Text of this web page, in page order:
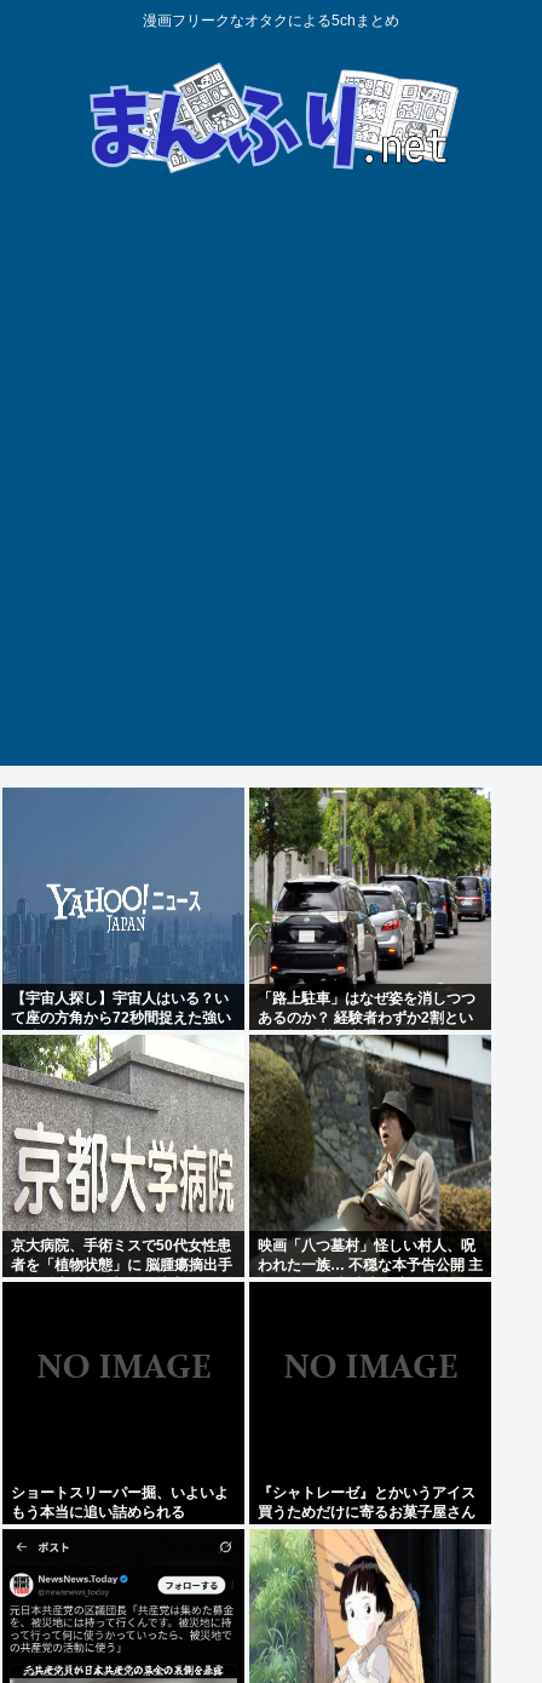
漫画フリークなオタクによる5chまとめ
【宇宙人探し】宇宙人はいる？い
て座の方角から72秒間捉えた強い
電波、50年間正体分からぬ
「Wow！信号」…「合理的に考え
ると、宇宙人からの信号の可能
性」
「路上駐車」はなぜ姿を消しつつ
あるのか？ 経験者わずか2割とい
う衝撃!「昔は普通だった光景」が
変わり始めた理由とは
京大病院、手術ミスで50代女性患
者を「植物状態」に 脳腫瘍摘出手
術で腫瘍の無い部位を摘出してし
映画「八つ墓村」怪しい村人、呪
われた一族… 不穏な本予告公開 主
題歌はB’zの松本孝弘率いるTMG
ショートスリーパー掘、いよいよ
もう本当に追い詰められる
『シャトレーゼ』とかいうアイス
買うためだけに寄るお菓子屋さん
www